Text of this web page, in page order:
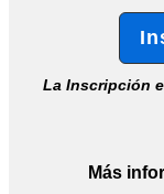
La Inscripción
Más